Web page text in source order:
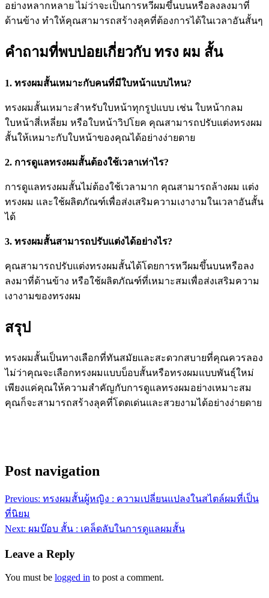
อย่างหลากหลาย ไม่ว่าจะเป็นการหวีผมขึ้นบนหรือลงลงมาที่
ด้านข้าง ทำให้คุณสามารถสร้างลุคที่ต้องการได้ในเวลาอันสั้นๆ
คำถามที่พบบ่อยเกี่ยวกับ ทรง ผม สั้น
1. ทรงผมสั้นเหมาะกับคนที่มีใบหน้าแบบไหน?
ทรงผมสั้นเหมาะสำหรับใบหน้าทุกรูปแบบ เช่น ใบหน้ากลม
ใบหน้าสี่เหลี่ยม หรือใบหน้าวิปโยค คุณสามารถปรับแต่งทรงผม
สั้นให้เหมาะกับใบหน้าของคุณได้อย่างง่ายดาย
2. การดูแลทรงผมสั้นต้องใช้เวลาเท่าไร?
การดูแลทรงผมสั้นไม่ต้องใช้เวลามาก คุณสามารถล้างผม แต่ง
ทรงผม และใช้ผลิตภัณฑ์เพื่อส่งเสริมความเงางามในเวลาอันสั้น
ได้
3. ทรงผมสั้นสามารถปรับแต่งได้อย่างไร?
คุณสามารถปรับแต่งทรงผมสั้นได้โดยการหวีผมขึ้นบนหรือลง
ลงมาที่ด้านข้าง หรือใช้ผลิตภัณฑ์ที่เหมาะสมเพื่อส่งเสริมความ
เงางามของทรงผม
สรุป
ทรงผมสั้นเป็นทางเลือกที่ทันสมัยและสะดวกสบายที่คุณควรลอง
ไม่ว่าคุณจะเลือกทรงผมแบบบ็อบสั้นหรือทรงผมแบบพันธุ์ใหม่
เพียงแค่คุณให้ความสำคัญกับการดูแลทรงผมอย่างเหมาะสม
คุณก็จะสามารถสร้างลุคที่โดดเด่นและสวยงามได้อย่างง่ายดาย
Post navigation
Previous: ทรงผมสั้นผู้หญิง : ความเปลี่ยนแปลงในสไตล์ผมที่เป็น
ที่นิยม
Next: ผมบ๊อบ สั้น : เคล็ดลับในการดูแลผมสั้น
Leave a Reply
You must be logged in to post a comment.